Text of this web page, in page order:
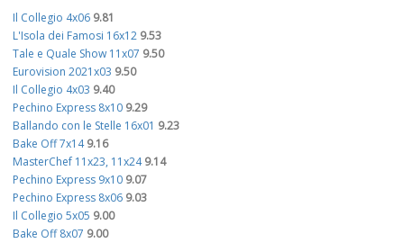
Il Collegio 4x06 9.81
L'Isola dei Famosi 16x12 9.53
Tale e Quale Show 11x07 9.50
Eurovision 2021x03 9.50
Il Collegio 4x03 9.40
Pechino Express 8x10 9.29
Ballando con le Stelle 16x01 9.23
Bake Off 7x14 9.16
MasterChef 11x23, 11x24 9.14
Pechino Express 9x10 9.07
Pechino Express 8x06 9.03
Il Collegio 5x05 9.00
Bake Off 8x07 9.00